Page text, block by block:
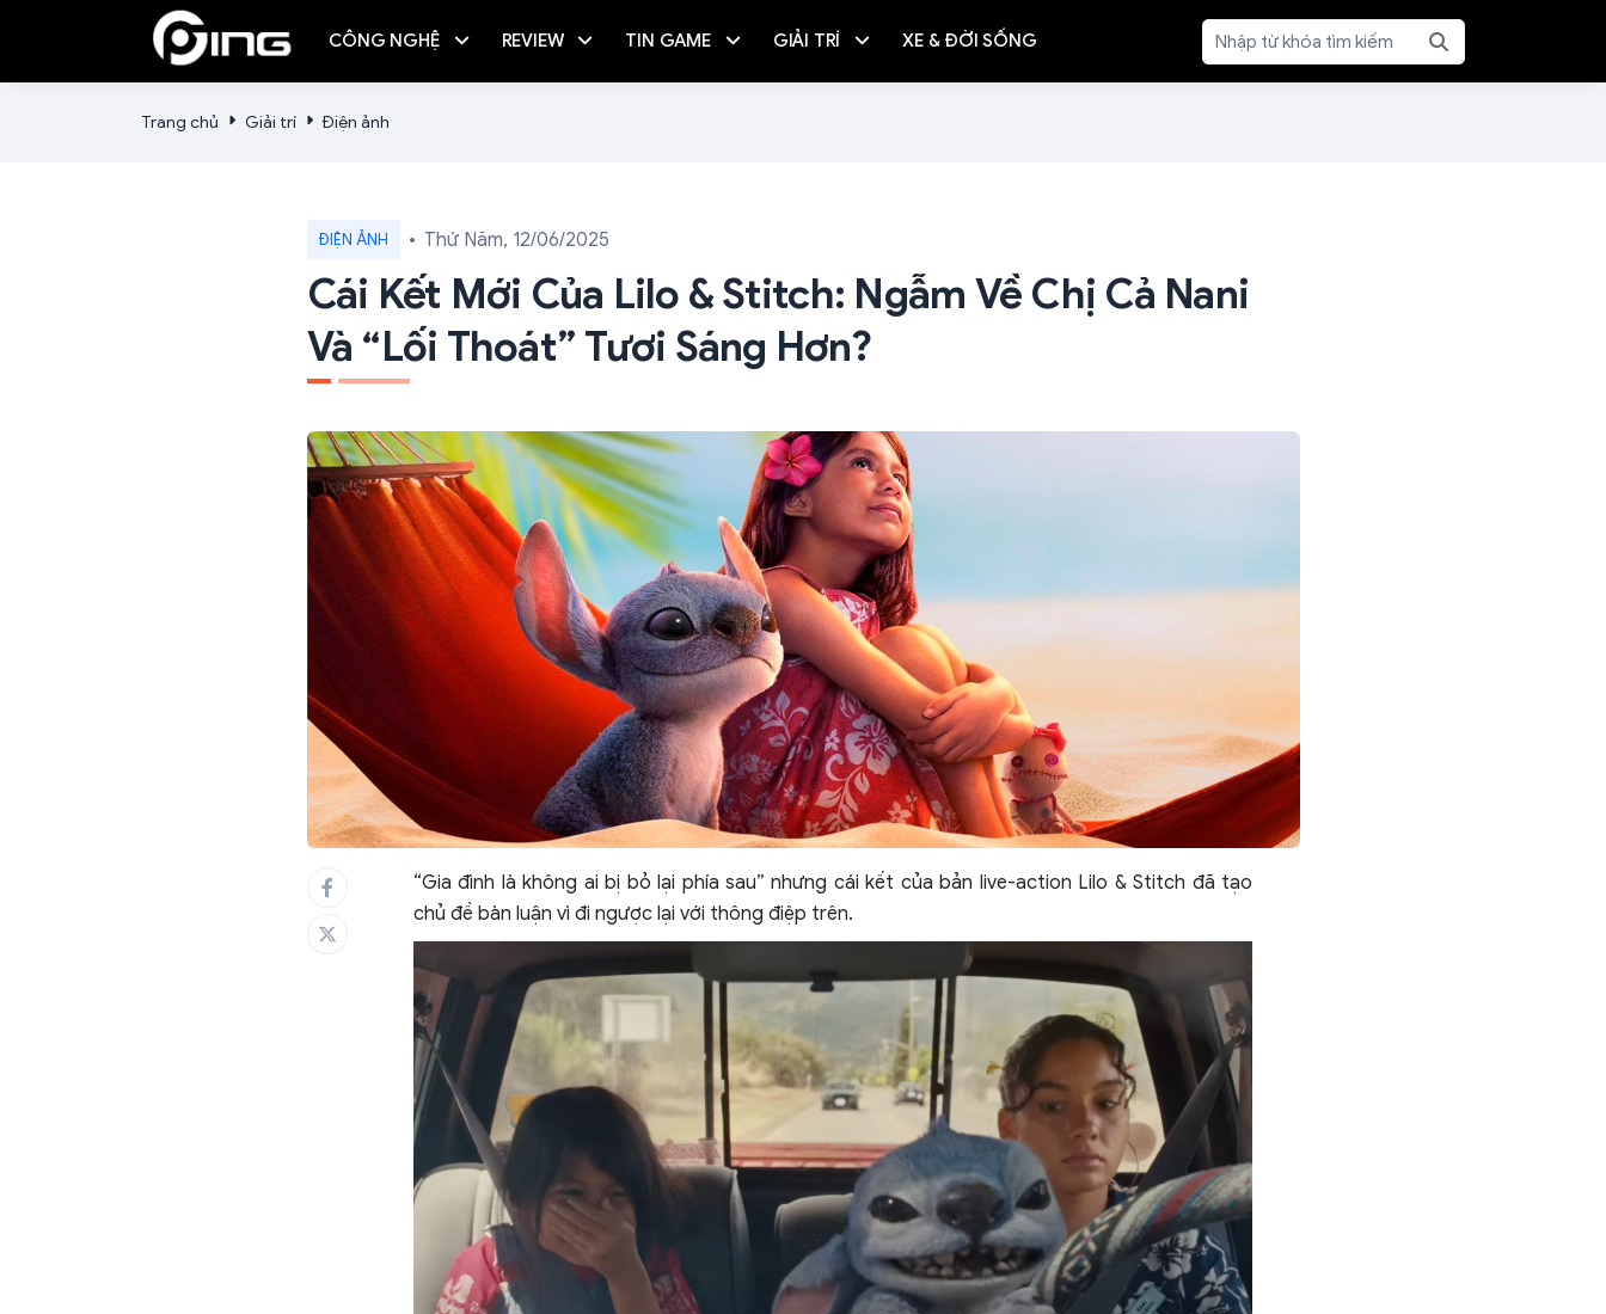
CÔNG NGHỆ REVIEW TIN GAME GIẢI TRÍ XE & ĐỜI SỐNG
Trang chủ Giải trí Điện ảnh
ĐIỆN ẢNH Thứ Năm, 12/06/2025
Cái Kết Mới Của Lilo & Stitch: Ngẫm Về Chị Cả Nani
Và “lối Thoát” Tươi Sáng Hơn?
“Gia đình là không ai bị bỏ lại phía sau” nhưng cái kết của bản live-action Lilo & Stitch đã tạo
chủ đề bàn luận vì đi ngược lại với thông điệp trên.